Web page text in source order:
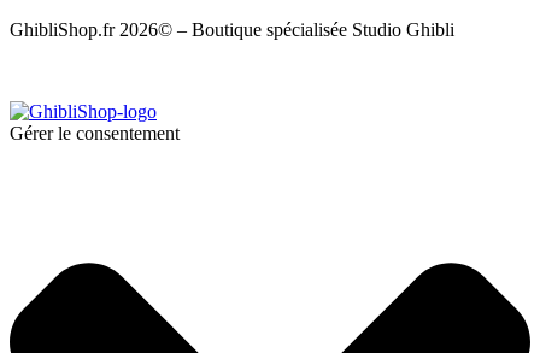
GhibliShop.fr 2026© – Boutique spécialisée Studio Ghibli
Gérer le consentement